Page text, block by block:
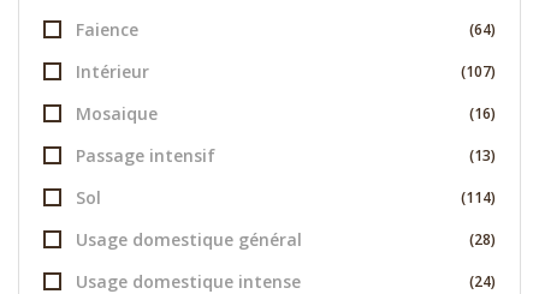
Faience (64)
Intérieur (107)
Mosaique (16)
Passage intensif (13)
Sol (114)
Usage domestique général (28)
Usage domestique intense (24)